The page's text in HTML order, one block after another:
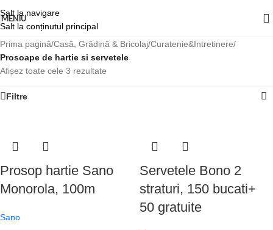
Salt la navigare
Salt la conținutul principal
MENIU
Prima pagină/Casă, Grădină & Bricolaj/Curatenie&Intretinere/
Prosoape de hartie si servetele
Afișez toate cele 3 rezultate
Filtre
Prosop hartie Sano
Monorola, 100m
Sano
Servetele Bono 2
straturi, 150 bucati+
50 gratuite